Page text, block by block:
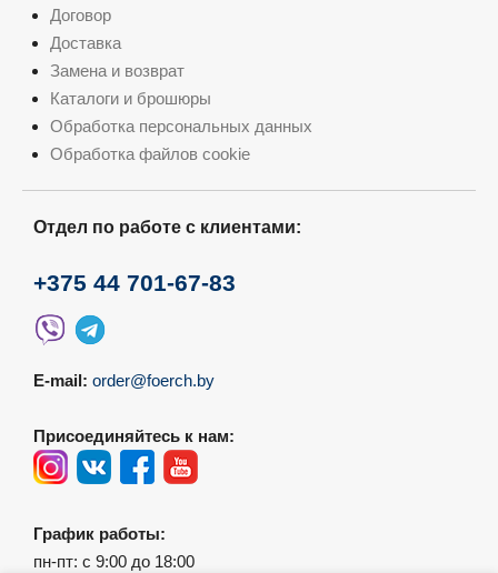
Договор
Доставка
Замена и возврат
Каталоги и брошюры
Обработка персональных данных
Обработка файлов cookie
Отдел по работе с клиентами:
+375 44 701-67-83
E-mail: order@foerch.by
Присоединяйтесь к нам:
График работы:
пн-пт: с 9:00 до 18:00